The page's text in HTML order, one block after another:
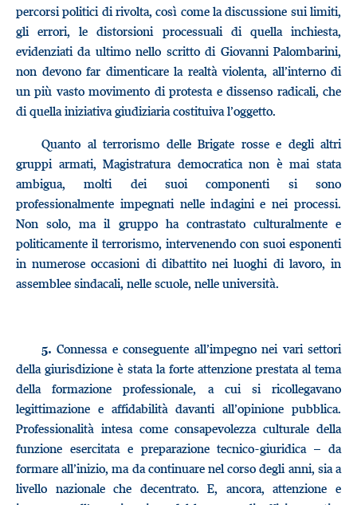
percorsi politici di rivolta, così come la discussione sui limiti,
gli errori, le distorsioni processuali di quella inchiesta,
evidenziati da ultimo nello scritto di Giovanni Palombarini,
non devono far dimenticare la realtà violenta, all’interno di
un più vasto movimento di protesta e dissenso radicali, che
di quella iniziativa giudiziaria costituiva l’oggetto.
Quanto al terrorismo delle Brigate rosse e degli altri
gruppi armati, Magistratura democratica non è mai stata
ambigua, molti dei suoi componenti si sono
professionalmente impegnati nelle indagini e nei processi.
Non solo, ma il gruppo ha contrastato culturalmente e
politicamente il terrorismo, intervenendo con suoi esponenti
in numerose occasioni di dibattito nei luoghi di lavoro, in
assemblee sindacali, nelle scuole, nelle università.
5. Connessa e conseguente all’impegno nei vari settori
della giurisdizione è stata la forte attenzione prestata al tema
della formazione professionale, a cui si ricollegavano
legittimazione e affidabilità davanti all’opinione pubblica.
Professionalità intesa come consapevolezza culturale della
funzione esercitata e preparazione tecnico-giuridica – da
formare all’inizio, ma da continuare nel corso degli anni, sia a
livello nazionale che decentrato. E, ancora, attenzione e